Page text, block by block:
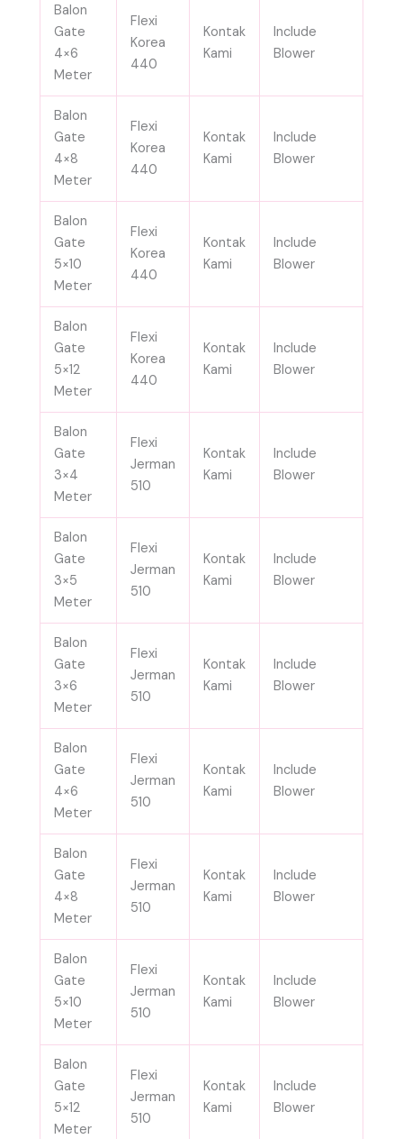
Balon
Gate
4×6
Meter
Flexi
Korea
440
Kontak
Kami
Include
Blower
Balon
Gate
4×8
Meter
Flexi
Korea
440
Kontak
Kami
Include
Blower
Balon
Gate
5×10
Meter
Flexi
Korea
440
Kontak
Kami
Include
Blower
Balon
Gate
5×12
Meter
Flexi
Korea
440
Kontak
Kami
Include
Blower
Balon
Gate
3×4
Meter
Flexi
Jerman
510
Kontak
Kami
Include
Blower
Balon
Gate
3×5
Meter
Flexi
Jerman
510
Kontak
Kami
Include
Blower
Balon
Gate
3×6
Meter
Flexi
Jerman
510
Kontak
Kami
Include
Blower
Balon
Gate
4×6
Meter
Flexi
Jerman
510
Kontak
Kami
Include
Blower
Balon
Gate
4×8
Meter
Flexi
Jerman
510
Kontak
Kami
Include
Blower
Balon
Gate
5×10
Meter
Flexi
Jerman
510
Kontak
Kami
Include
Blower
Balon
Gate
5×12
Meter
Flexi
Jerman
510
Kontak
Kami
Include
Blower